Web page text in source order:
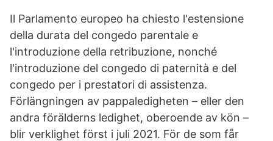
Il Parlamento europeo ha chiesto l'estensione
della durata del congedo parentale e
l'introduzione della retribuzione, nonché
l'introduzione del congedo di paternità e del
congedo per i prestatori di assistenza.
Förlängningen av pappaledigheten – eller den
andra förälderns ledighet, oberoende av kön –
blir verklighet först i juli 2021. För de som får